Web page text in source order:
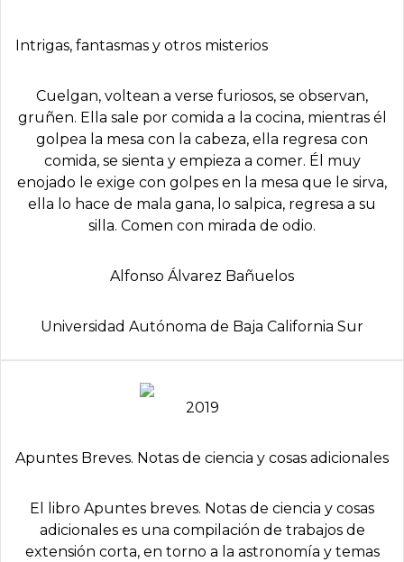
Intrigas, fantasmas y otros misterios
Cuelgan, voltean a verse furiosos, se observan,
gruñen. Ella sale por comida a la cocina, mientras él
golpea la mesa con la cabeza, ella regresa con
comida, se sienta y empieza a comer. Él muy
enojado le exige con golpes en la mesa que le sirva,
ella lo hace de mala gana, lo salpica, regresa a su
silla. Comen con mirada de odio.
Alfonso Álvarez Bañuelos
Universidad Autónoma de Baja California Sur
2019
Apuntes Breves. Notas de ciencia y cosas adicionales
El libro Apuntes breves. Notas de ciencia y cosas
adicionales es una compilación de trabajos de
extensión corta, en torno a la astronomía y temas